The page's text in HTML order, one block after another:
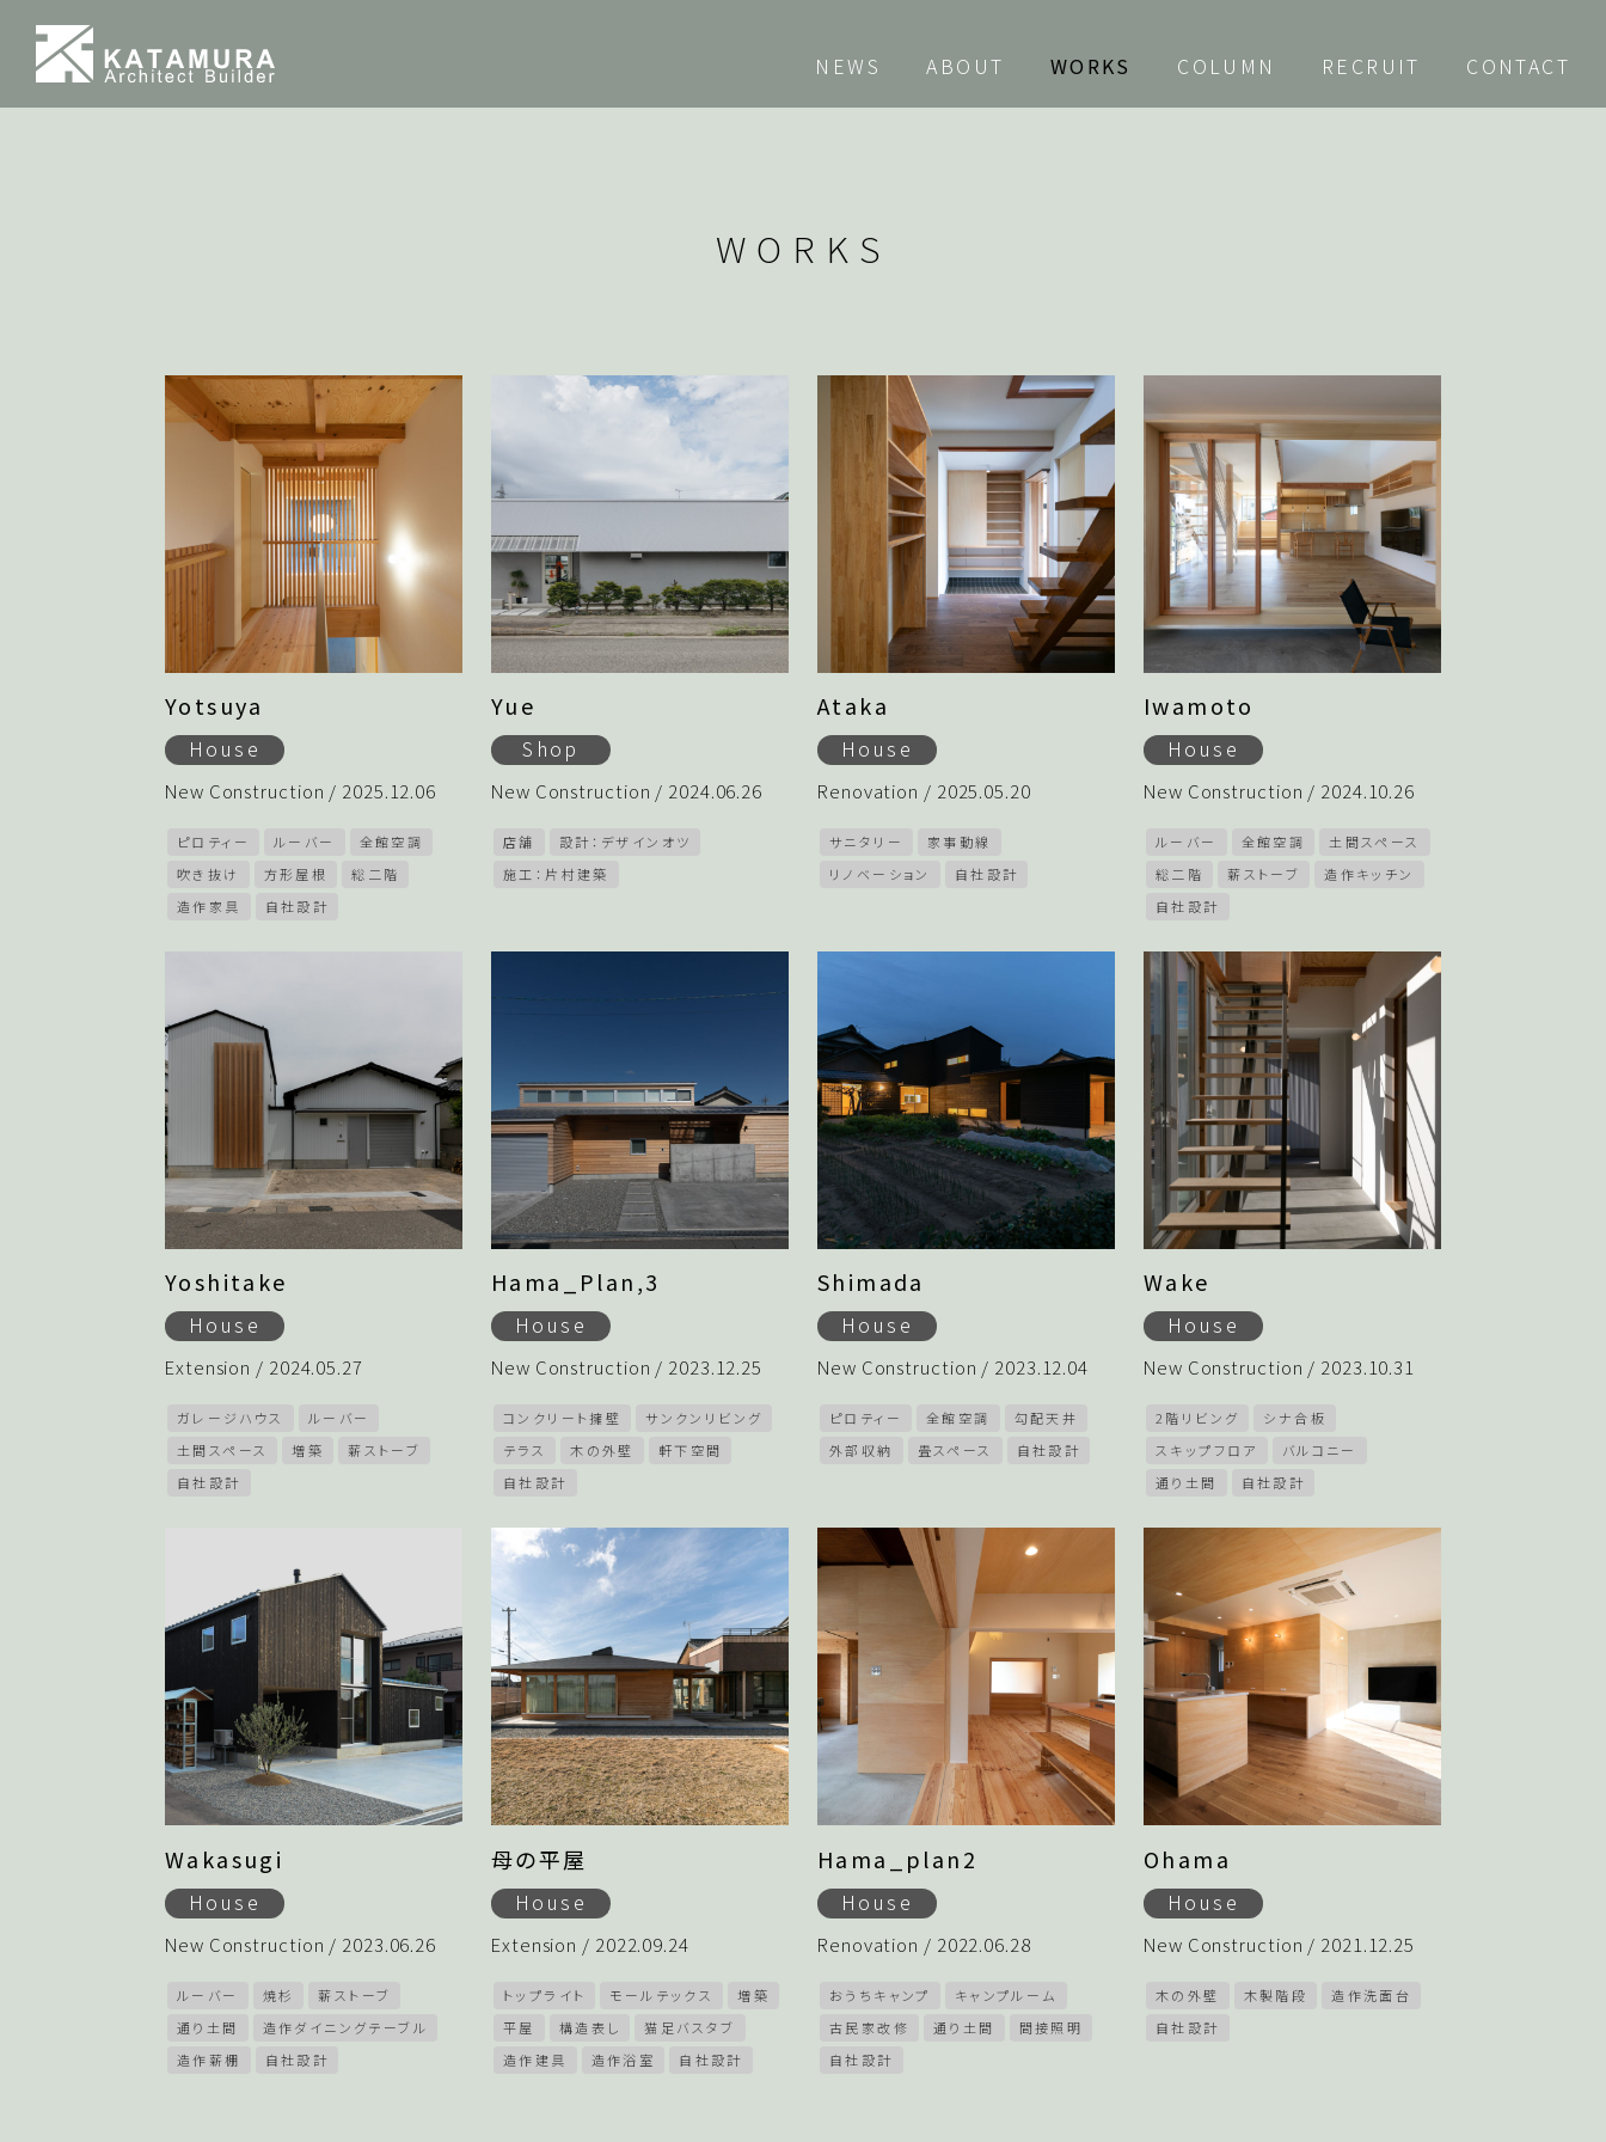
NEWS ABOUT WORKS COLUMN RECRUIT CONTACT
WORKS
Yotsuya
House
New Construction / 2025.12.06
ピロティー ルーバー
全館空調
吹き抜け
方形屋根
総二階
造作家具
自社設計
Yue
Shop
New Construction / 2024.06.26
店舗
設計：デザインオツ
施工：片村建築
Ataka
House
Renovation / 2025.05.20
サニタリー
家事動線
リノベーション
自社設計
Iwamoto
House
New Construction / 2024.10.26
ルーバー 全館空調
土間スペース
総二階
薪ストーブ
造作キッチン
自社設計
Yoshitake
House
Extension / 2024.05.27
ガレージハウス
ルーバー
土間スペース
増築
薪ストーブ
自社設計
Hama_Plan,3
House
New Construction / 2023.12.25
コンクリート擁壁
サンクンリビング
テラス
木の外壁
軒下空間
自社設計
Shimada
House
New Construction / 2023.12.04
ピロティー 全館空調
勾配天井
外部収納
畳スペース 自社設計
Wake
House
New Construction / 2023.10.31
2階リビング
シナ合板
スキップフロア
バルコニー
通り土間
自社設計
Wakasugi
House
New Construction / 2023.06.26
ルーバー 焼杉
薪ストーブ
通り土間
造作ダイニングテーブル
造作薪棚
自社設計
母の平屋
House
Extension / 2022.09.24
トップライト モールテックス
増築
平屋
構造表し
猫足バスタブ
造作建具
造作浴室 自社設計
Hama_plan2
House
Renovation / 2022.06.28
おうちキャンプ
キャンプルーム
古民家改修
通り土間
間接照明
自社設計
Ohama
House
New Construction / 2021.12.25
木の外壁 木製階段
造作洗面台
自社設計